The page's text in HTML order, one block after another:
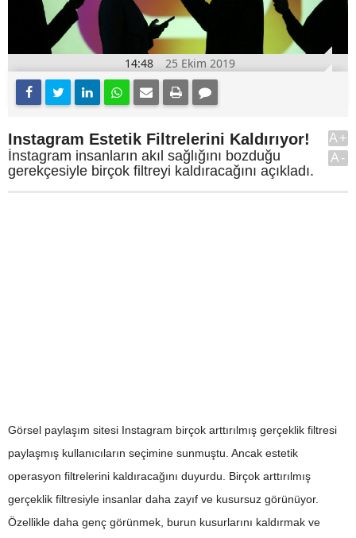
14:48 25 Ekim 2019
Instagram Estetik Filtrelerini Kaldırıyor!
İnstagram insanların akıl sağlığını bozduğu
gerekçesiyle birçok filtreyi kaldıracağını açıkladı.
A+
A-
Görsel paylaşım sitesi Instagram birçok arttırılmış gerçeklik filtresi
paylaşmış kullanıcıların seçimine sunmuştu. Ancak estetik
operasyon filtrelerini kaldıracağını duyurdu. Birçok arttırılmış
gerçeklik filtresiyle insanlar daha zayıf ve kusursuz görünüyor.
Özellikle daha genç görünmek, burun kusurlarını kaldırmak ve